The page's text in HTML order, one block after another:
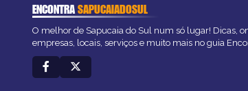
ENCONTRASAPUCAIADOSUL
O melhor de Sapucaia do Sul num só lugar! Dicas,
empresas, locais, serviços e muito mais no guia